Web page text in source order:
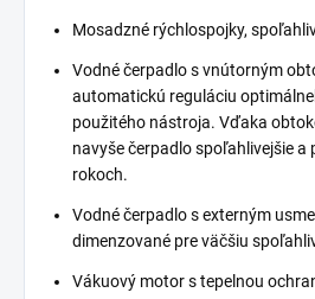
Mosadzné rýchlospojky,
Vodné čerpadlo s vnútorným
automatickú reguláciu
použitého nástroja. Vďaka
navyše čerpadlo spoľahlivejšie
rokoch.
Vodné čerpadlo s externým
dimenzované pre väčšiu
Vákuový motor s tepelnou